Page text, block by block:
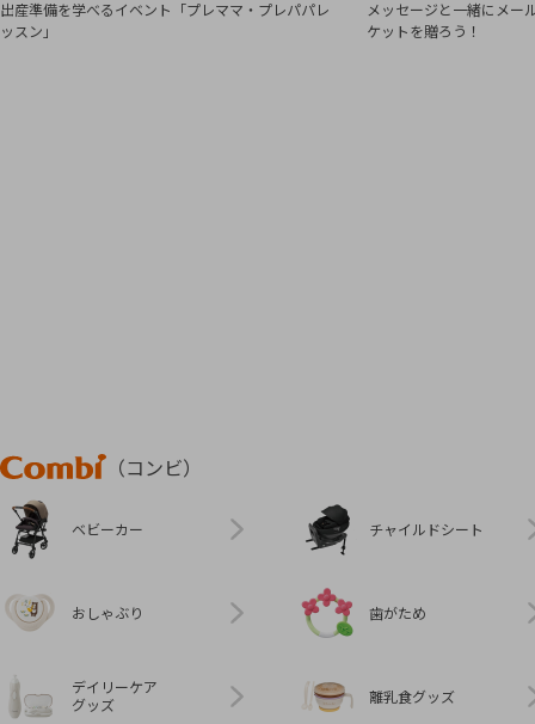
出産準備を学べるイベント「プレママ・プレパパレ
ッスン」
メッセージと一緒にメー
ケットを贈ろう！
Combi
（コンビ）
ベビーカー チャイルドシート
おしゃぶり 歯がため
デイリーケア
グッズ
離乳食グッズ